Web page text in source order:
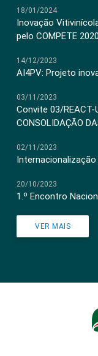
18/01/2024
Inovação
pelo COMPETE 2020
14/12/2023
AI4PV: Projeto
03/11/2023
Convite 03/REACT-
CONSOLIDAÇÃO
02/11/2023
20/10/2023
1.º Encontro
VER MAIS